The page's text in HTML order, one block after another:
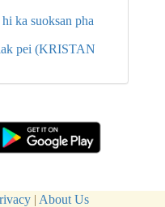
ka suoksan pha
pei (KRISTAN
| About Us